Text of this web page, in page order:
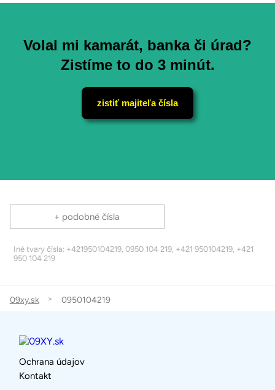
Volal mi kamarát, banka či úrad?
Zistíme to do 3 minút.
zistiť majiteľa čísla
+ podobné čísla
Iné tvary čísla: +421950104219, 0950 104 219, +421 950104219, +421
950 104 219
09xy.sk 0950104219
Ochrana údajov
Kontakt